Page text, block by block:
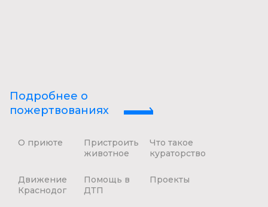
Подробнее о
пожертвованиях
О приюте
Пристроить
животное
Что такое
кураторство
Движение
Краснодог
Помощь в
ДТП
Проекты